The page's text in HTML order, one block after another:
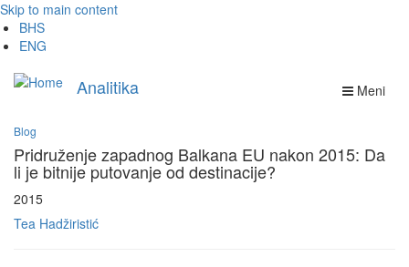
Skip to main content
BHS
ENG
Analitika Meni
Blog
Pridruženje zapadnog Balkana EU nakon 2015: Da
li je bitnije putovanje od destinacije?
2015
Tea Hadžiristić